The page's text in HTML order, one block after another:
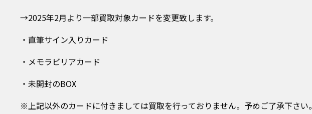
→2025年2月より一部買取対象カードを変更致します。
・直筆サイン入りカード
・メモラビリアカード
・未開封のBOX
※上記以外のカードに付きましては買取を行っておりません。予めご了承下さい。